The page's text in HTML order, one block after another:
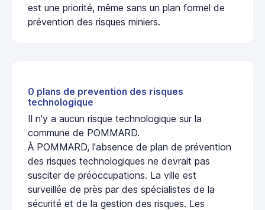
est une priorité, même sans un plan formel de
prévention des risques miniers.
0 plans de prevention des risques
technologique
Il n'y a aucun risque technologique sur la
commune de POMMARD.
À POMMARD, l'absence de plan de prévention
des risques technologiques ne devrait pas
susciter de préoccupations. La ville est
surveillée de près par des spécialistes de la
sécurité et de la gestion des risques. Les